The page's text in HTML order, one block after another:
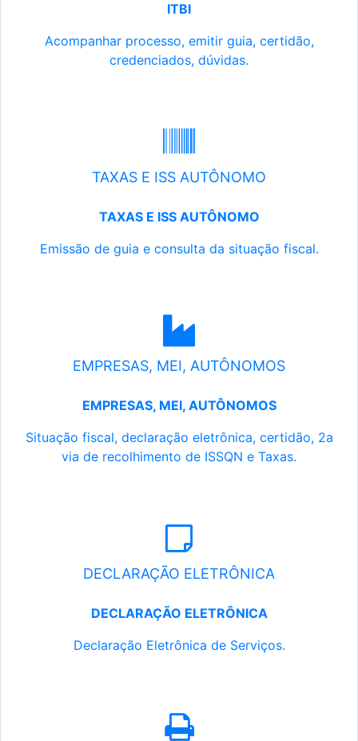
ITBI
Acompanhar processo, emitir guia, certidão,
credenciados, dúvidas.
TAXAS E ISS AUTÔNOMO
TAXAS E ISS AUTÔNOMO
Emissão de guia e consulta da situação fiscal.
EMPRESAS, MEI, AUTÔNOMOS
EMPRESAS, MEI, AUTÔNOMOS
Situação fiscal, declaração eletrônica, certidão, 2a
via de recolhimento de ISSQN e Taxas.
DECLARAÇÃO ELETRÔNICA
DECLARAÇÃO ELETRÔNICA
Declaração Eletrônica de Serviços.